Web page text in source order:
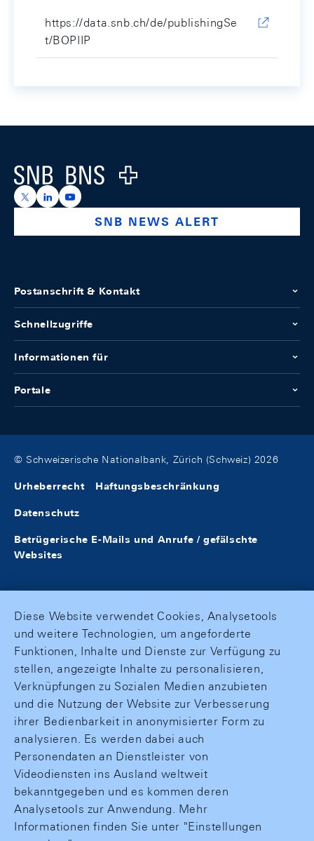
https://data.snb.ch/de/publishingSe
t/BOPIIP
Logo
https://x.com/snb_bns
https://ch.linkedin.com/company/swiss-national-
https://www.youtube.com/@swissnationalbank
SNB NEWS ALERT
Postanschrift & Kontakt
Schnellzugriffe
Informationen für
Portale
© Schweizerische Nationalbank, Zürich (Schweiz) 2026
Urheberrecht Haftungsbeschränkung
Datenschutz
Betrügerische E-Mails und Anrufe / gefälschte
Websites
Diese Website verwendet Cookies, Analysetools
und weitere Technologien, um angeforderte
Funktionen, Inhalte und Dienste zur Verfügung zu
stellen, angezeigte Inhalte zu personalisieren,
Verknüpfungen zu Sozialen Medien anzubieten
und die Nutzung der Website zur Verbesserung
ihrer Bedienbarkeit in anonymisierter Form zu
analysieren. Es werden dabei auch
Personendaten an Dienstleister von
Videodiensten ins Ausland weltweit
bekanntgegeben und es kommen deren
Analysetools zur Anwendung. Mehr
Informationen finden Sie unter "Einstellungen